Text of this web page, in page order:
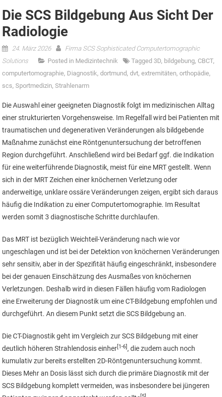
Die SCS Bildgebung Aus Sicht Der
Radiologie
24. März 2026
Firma SCS Sophisticated Computertomographic
Solutions
Posted in Medizintechnik Tagged 3D, bildgebung,CBCT,
computertomographie, Diagnostik,dortmund ,dvt,extremitäten,orthopädie,
scs,Sportmedizin,Strahlenarm
Die Auswahl einer geeigneten Diagnostik folgt im medizinischen Alltag
einer strukturierten Vorgehensweise. Im Regelfall wird bei Patienten mit
traumatischen und degenerativen Veränderungen als bildgebende
Maßnahme zunächst eine Röntgenuntersuchung der betroffenen
Region durchgeführt. Anschließend wird bei Bedarf ggf. die Indikation
für eine weiterführende Diagnostik, meist für eine MRT gestellt. Wenn
sich in der MRT Zeichen einer knöchernen Verletzung oder
anderweitige, unklare ossäre Veränderungen zeigen, ergibt sich daraus
häufig die Indikation zu einer Computertomographie. Im Resultat
werden somit 3 diagnostische Schritte durchlaufen.
Das MRT ist bezüglich Weichteil-Veränderung nach wie vor
ungeschlagen und ist bei der Detektion von knöchernen Veränderungen
sehr sensitiv, aber in der Spezifität häufig eingeschränkt, insbesondere
bei der genauen Einschätzung des Ausmaßes von knöchernen
Verletzungen. Deshalb wird in diesen Fällen häufig vom Radiologen
eine Erweiterung der Diagnostik um eine CT-Bildgebung empfohlen und
durchgeführt. An diesem Punkt setzt die SCS Bildgebung an.
Die CT-Diagnostik geht im Vergleich zur SCS Bildgebung mit einer
deutlich höheren Strahlendosis einher[1-6], die zudem auch noch
kumulativ zur bereits erstellten 2D-Röntgenuntersuchung kommt.
Dieses Mehr an Dosis lässt sich durch die primäre Diagnostik mit der
SCS Bildgebung komplett vermeiden, was insbesondere bei jüngeren